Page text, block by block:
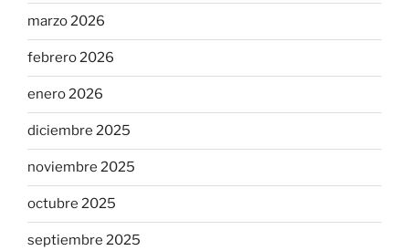
marzo 2026
febrero 2026
enero 2026
diciembre 2025
noviembre 2025
octubre 2025
septiembre 2025